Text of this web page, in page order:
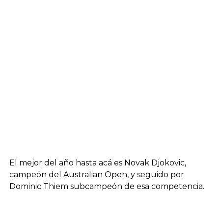
El mejor del año hasta acá es Novak Djokovic,
campeón del Australian Open, y seguido por
Dominic Thiem subcampeón de esa competencia.